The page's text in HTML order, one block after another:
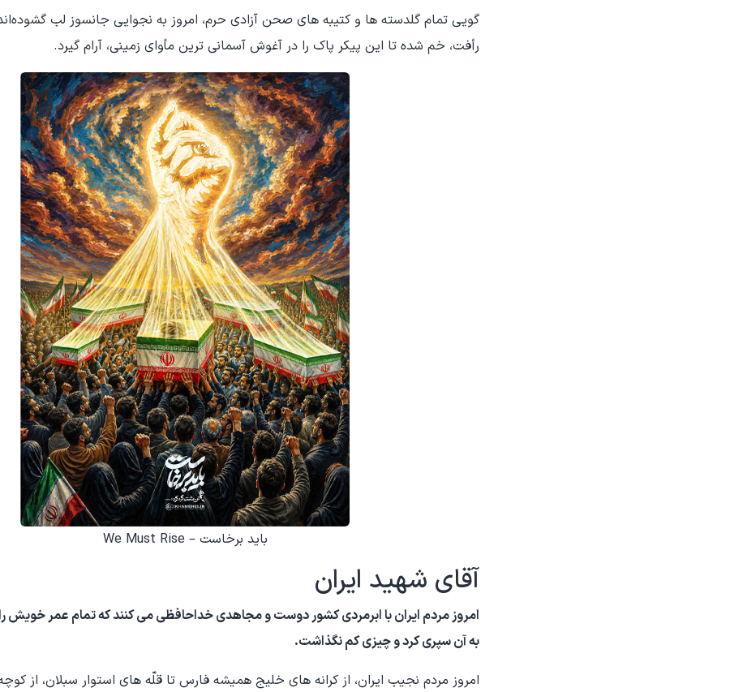
گویی تمام گلدسته ها و کتیبه های صحن آزادی حرم، امروز به نجوایی جانسوز لب
رأفت، خم شده تا این پیکر پاک را در آغوش آسمانی ترین مأوای زمینی، آرام گیرد.
باید برخاست – We Must Rise
آقای شهید ایران
امروز مردم ایران با ابرمردی کشور دوست و مجاهدی خداحافظی می کنند که تمام عمر خویش
به آن سپری کرد و چیزی کم نگذاشت.
امروز مردم نجیب ایران، از کرانه های خلیج همیشه فارس تا قلّه های استوار سبلان، از